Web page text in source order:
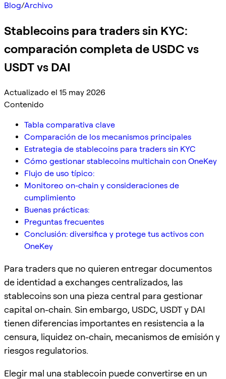
Blog/Archivo
Stablecoins para traders sin KYC:
comparación completa de USDC vs
USDT vs DAI
Actualizado el 15 may 2026
Contenido
Tabla comparativa clave
Comparación de los mecanismos principales
Estrategia de stablecoins para traders sin KYC
Cómo gestionar stablecoins multichain con OneKey
Flujo de uso típico:
Monitoreo on-chain y consideraciones de
cumplimiento
Buenas prácticas:
Preguntas frecuentes
Conclusión: diversifica y protege tus activos con
OneKey
Para traders que no quieren entregar documentos
de identidad a exchanges centralizados, las
stablecoins son una pieza central para gestionar
capital on-chain. Sin embargo, USDC, USDT y DAI
tienen diferencias importantes en resistencia a la
censura, liquidez on-chain, mecanismos de emisión y
riesgos regulatorios.
Elegir mal una stablecoin puede convertirse en un